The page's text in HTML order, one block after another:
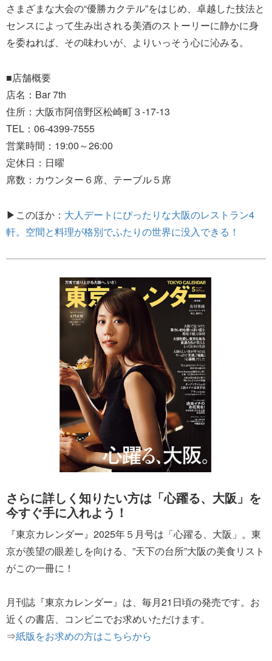
さまざまな大会の“優勝カクテル”をはじめ、卓越した技法と
センスによって生み出される美酒のストーリーに静かに身
を委ねれば、その味わいが、よりいっそう心に沁みる。
■店舗概要
店名：Bar 7th
住所：大阪市阿倍野区松崎町３-17-13
TEL：06-4399-7555
営業時間：19:00～26:00
定休日：日曜
席数：カウンター６席、テーブル５席
▶このほか： 大人デートにぴったりな大阪のレストラン4
軒。空間と料理が格別でふたりの世界に没入できる！
さらに詳しく知りたい方は「心躍る、大阪」を
今すぐ手に入れよう！
『東京カレンダー』2025年５月号は「心躍る、大阪」。東
京が羨望の眼差しを向ける、”天下の台所”大阪の美食リスト
がこの一冊に！
月刊誌『東京カレンダー』は、毎月21日頃の発売です。お
近くの書店、コンビニでお求めいただけます。
⇒紙版をお求めの方はこちらから